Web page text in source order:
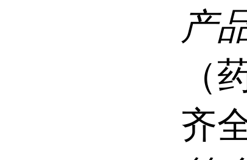
产
（
齐